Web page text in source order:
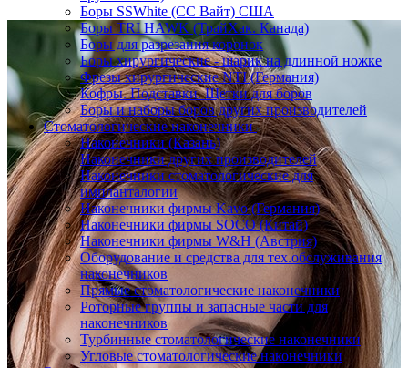
Боры SSWhite (СС Вайт) США
Боры TRI HAWK (ТрайХак. Канада)
Боры для разрезания коронок
Боры хирургические - шарик на длинной ножке
Фрезы хирургические NTI (Германия)
Кофры. Подставки. Щетки для боров
Боры и наборы боров других производителей
Стоматологические наконечники
Наконечники (Казань)
Наконечники других производителей
Наконечники стоматологические для
импланталогии
Наконечники фирмы Kavo (Германия)
Наконечники фирмы SOCO (Китай)
Наконечники фирмы W&H (Австрия)
Оборудование и средства для тех.обслуживания
наконечников
Прямые стоматологические наконечники
Роторные группы и запасные части для
наконечников
Турбинные стоматологические наконечники
Угловые стоматологические наконечники